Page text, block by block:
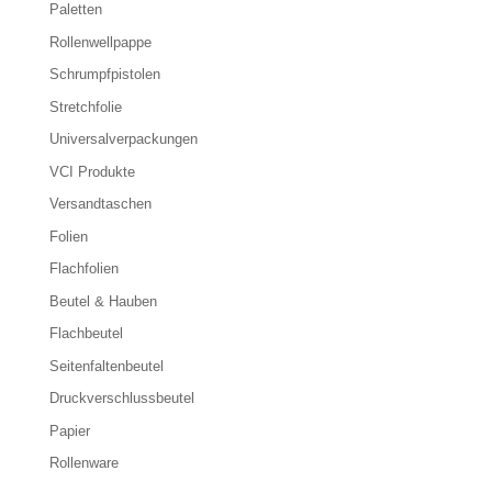
Paletten
Rollenwellpappe
Schrumpfpistolen
Stretchfolie
Universalverpackungen
VCI Produkte
Versandtaschen
Folien
Flachfolien
Beutel & Hauben
Flachbeutel
Seitenfaltenbeutel
Druckverschlussbeutel
Papier
Rollenware